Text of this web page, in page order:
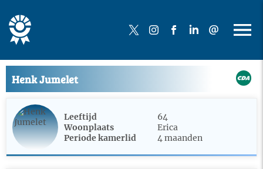
Henk Jumelet
Leeftijd
64
Woonplaats
Erica
Periode kamerlid
4 maanden